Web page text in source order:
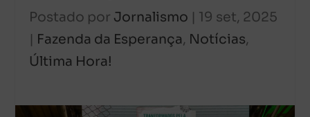
Postado por Jornalismo | 19 set, 2025
| Fazenda da Esperança, Notícias,
Última Hora!